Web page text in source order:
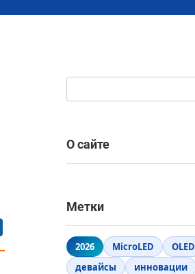
О сайте
Метки
2026 MicroLED OLED
девайсы
инновации